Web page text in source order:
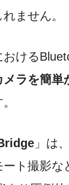
ません。
おける
メラを簡単
」は
ト撮影な